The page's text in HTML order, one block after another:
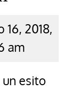
16, 2018,
am
esito